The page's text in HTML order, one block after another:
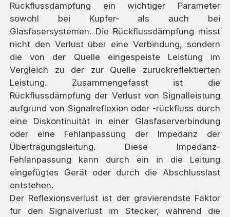
Rückflussdämpfung ein wichtiger Parameter
sowohl bei Kupfer- als auch bei
Glasfasersystemen. Die Rückflussdämpfung misst
nicht den Verlust über eine Verbindung, sondern
die von der Quelle eingespeiste Leistung im
Vergleich zu der zur Quelle zurückreflektierten
Leistung. Zusammengefasst ist die
Rückflussdämpfung der Verlust von Signalleistung
aufgrund von Signalreflexion oder -rückfluss durch
eine Diskontinuität in einer Glasfaserverbindung
oder eine Fehlanpassung der Impedanz der
Übertragungsleitung. Diese Impedanz-
Fehlanpassung kann durch ein in die Leitung
eingefügtes Gerät oder durch die Abschlusslast
entstehen.
Der Reflexionsverlust ist der gravierendste Faktor
für den Signalverlust im Stecker, während die